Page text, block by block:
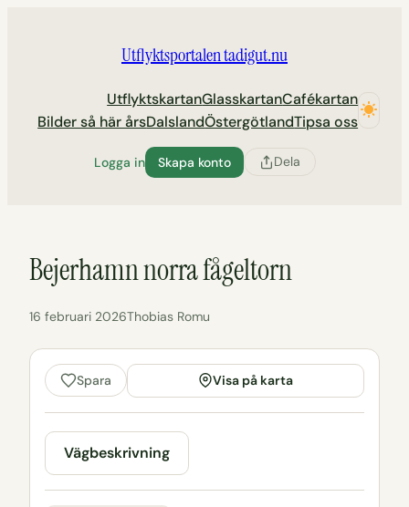
Utflyktsportalen tadigut.nu
UtflyktskartanGlasskartanCafékartan
Bilder så här årsDalslandÖstergötlandTipsa oss
Logga in Skapa konto Dela
Bejerhamn norra fågeltorn
16 februari 2026Thobias Romu
Spara Visa på karta
Vägbeskrivning